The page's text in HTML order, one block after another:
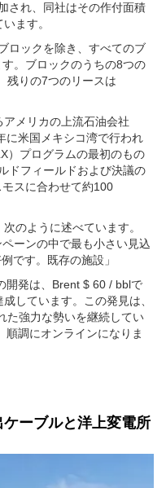
され、同社はその作付面積
ます。
ロックを除き、すべてのブ
。ブロックのうちの8つの
残りの7つのリースは
メリカの上流石油会社
に米国メキシコ湾で行われ
）プログラムの最初のもの
ドフィールドおよび決議の
スに合わせて約100
のように述べています。
ーンの中で最も小さい見込
です。既存の施設」
開発は、Brent $ 60 / bblで
しています。この発見は、
た強力な勢いを継続してい
順調にオンラインになりま
ーブルと洋上変電所